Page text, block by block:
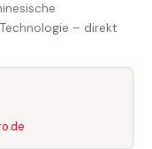
– direkt